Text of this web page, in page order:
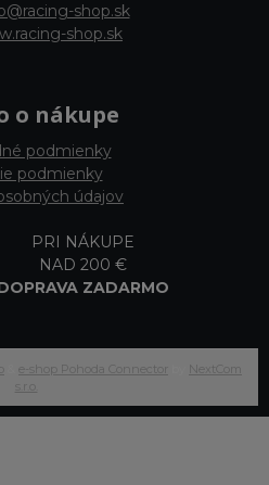
shop.sk
shop.sk
o nákupe
podmienky
podmienky
údajov
PRI NÁKUPE
NAD 200 €
ZADARMO
e-shop Pohoda Connector
NextCom